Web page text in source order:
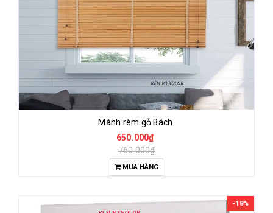
Mành rèm gỗ Bách
650.000₫
760.000₫
MUA HÀNG
-18%